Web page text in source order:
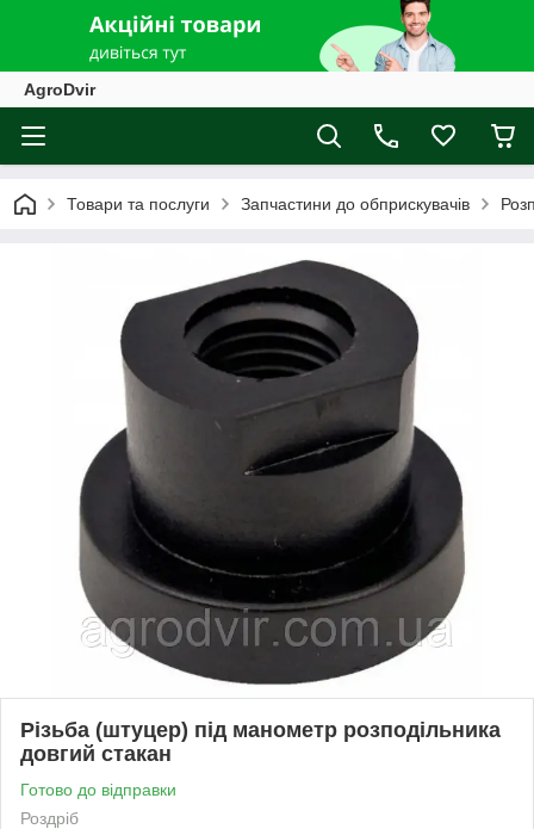
AgroDvir
Товари та послуги Запчастини до обприскувачів
Різьба (штуцер) під манометр розподільника
довгий стакан
Готово до відправки
Роздріб